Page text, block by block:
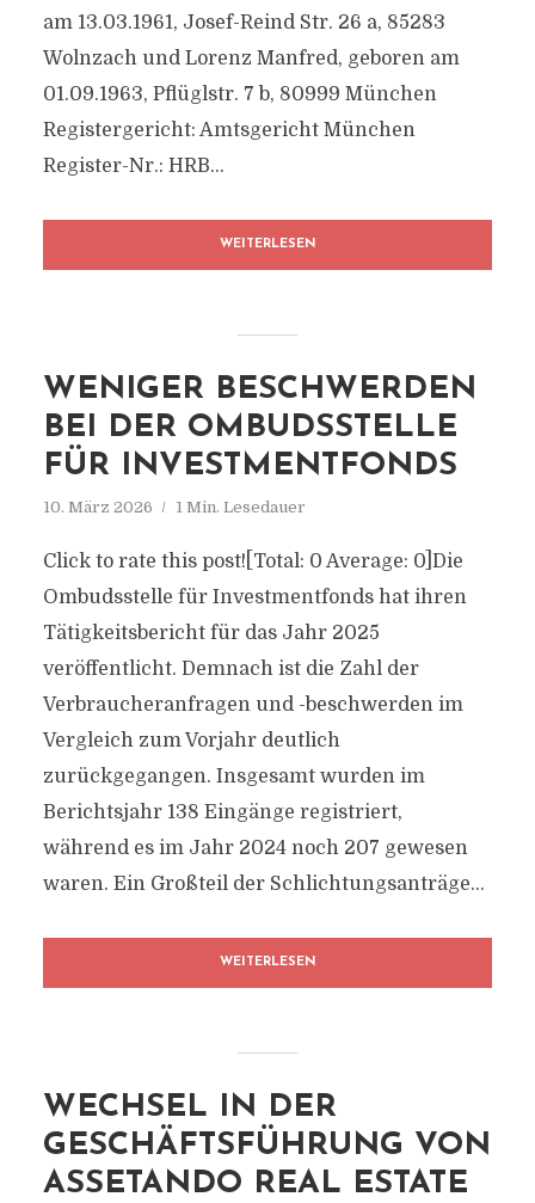
am 13.03.1961, Josef-Reind Str. 26 a, 85283
Wolnzach und Lorenz Manfred, geboren am
01.09.1963, Pflüglstr. 7 b, 80999 München
Registergericht: Amtsgericht München
Register-Nr.: HRB...
WEITERLESEN
WENIGER BESCHWERDEN
BEI DER OMBUDSSTELLE
FÜR INVESTMENTFONDS
10. März 2026 1 Min. Lesedauer
Click to rate this post![Total: 0 Average: 0]Die
Ombudsstelle für Investmentfonds hat ihren
Tätigkeitsbericht für das Jahr 2025
veröffentlicht. Demnach ist die Zahl der
Verbraucheranfragen und -beschwerden im
Vergleich zum Vorjahr deutlich
zurückgegangen. Insgesamt wurden im
Berichtsjahr 138 Eingänge registriert,
während es im Jahr 2024 noch 207 gewesen
waren. Ein Großteil der Schlichtungsanträge...
WEITERLESEN
WECHSEL IN DER
GESCHÄFTSFÜHRUNG VON
ASSETANDO REAL ESTATE